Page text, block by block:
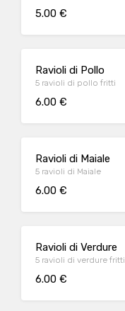
5.00 €
Ravioli di Pollo
5 ravioli di pollo fritti
6.00 €
Ravioli di Maiale
5 ravioli di Maiale
6.00 €
Ravioli di Verdure
5 ravioli di verdure fritti
6.00 €